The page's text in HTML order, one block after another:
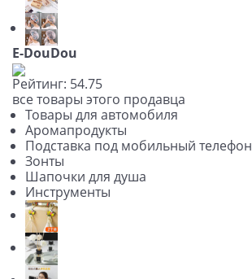
E-DouDou
Рейтинг: 54.75
все товары этого продавца
Товары для автомобиля
Аромапродукты
Подставка под мобильный телефон
Зонты
Шапочки для душа
Инструменты